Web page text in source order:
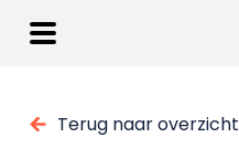
Terug naar overzicht